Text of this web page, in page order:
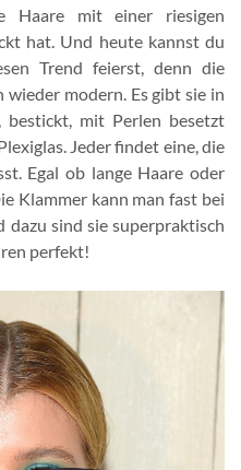
Haare mit einer riesigen
hat. Und heute kannst du
Trend feierst, denn die
modern. Es gibt sie in
mit Perlen besetzt
Jeder findet eine, die
Egal ob lange Haare oder
Klammer kann man fast bei
dazu sind sie superpraktisch
perfekt!